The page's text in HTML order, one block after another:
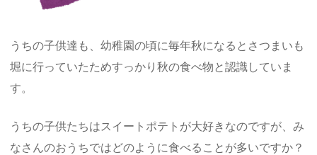
うちの子供達も、幼稚園の頃に毎年秋になるとさつまいも
堀に行っていたためすっかり秋の食べ物と認識していま
す。
うちの子供たちはスイートポテトが大好きなのですが、み
なさんのおうちではどのように食べることが多いですか？